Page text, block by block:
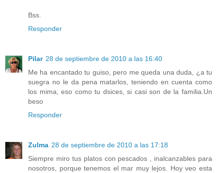
Bss.
Responder
Pilar 28 de septiembre de 2010 a las 16:40
Me ha encantado tu guiso, pero me queda una duda, ¿a tu
suegra no le da pena matarlos, teniendo en cuenta como
los mima, eso como tu dsices, si casi son de la familia.Un
beso
Responder
Zulma 28 de septiembre de 2010 a las 17:18
Siempre miro tus platos con pescados , inalcanzables para
nosotros, porque tenemos el mar muy lejos. Hoy veo esta